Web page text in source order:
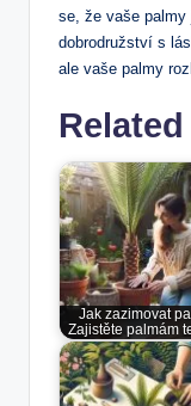
se, že⁣ vaše palmy
dobrodružství s
ale vaše palmy
Jak zazimovat
Zajistěte palmám